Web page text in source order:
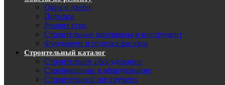
Окна и двери
Потолки
Ремонт стен
Строительные материалы и инструмент
Фундамент и отделка фасадов
Строительный каталог
Строительное оборудование
Строймашины и оборудование
Строительный инструмент